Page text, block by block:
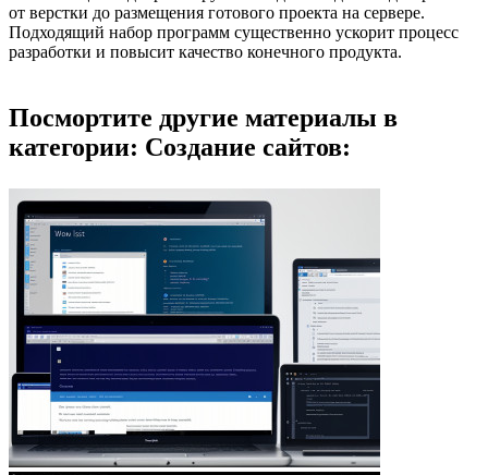
от верстки до размещения готового проекта на сервере.
Подходящий набор программ существенно ускорит процесс
разработки и повысит качество конечного продукта.
Посмортите другие материалы в
категории: Создание сайтов: